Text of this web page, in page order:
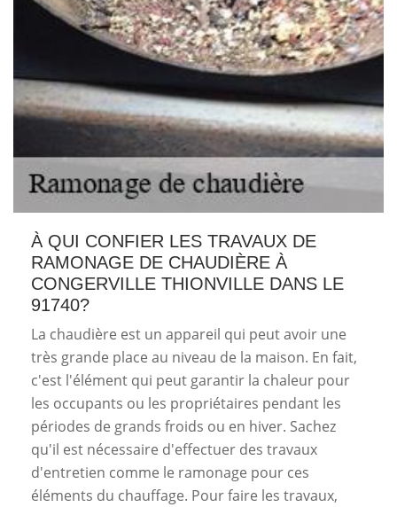
À QUI CONFIER LES TRAVAUX DE
RAMONAGE DE CHAUDIÈRE À
CONGERVILLE THIONVILLE DANS LE
91740?
La chaudière est un appareil qui peut avoir une
très grande place au niveau de la maison. En fait,
c'est l'élément qui peut garantir la chaleur pour
les occupants ou les propriétaires pendant les
périodes de grands froids ou en hiver. Sachez
qu'il est nécessaire d'effectuer des travaux
d'entretien comme le ramonage pour ces
éléments du chauffage. Pour faire les travaux,